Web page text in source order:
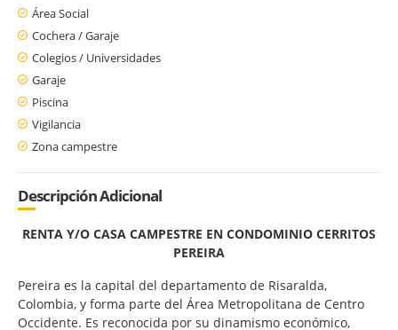
Área Social
Cochera / Garaje
Colegios / Universidades
Garaje
Piscina
Vigilancia
Zona campestre
Descripción Adicional
RENTA Y/O CASA CAMPESTRE EN CONDOMINIO CERRITOS
PEREIRA
Pereira es la capital del departamento de Risaralda,
Colombia, y forma parte del Área Metropolitana de Centro
Occidente. Es reconocida por su dinamismo económico,